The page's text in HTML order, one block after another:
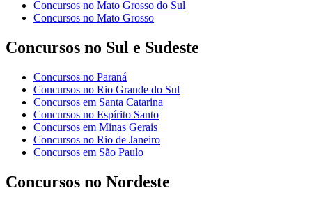
Concursos no Mato Grosso do Sul
Concursos no Mato Grosso
Concursos no Sul e Sudeste
Concursos no Paraná
Concursos no Rio Grande do Sul
Concursos em Santa Catarina
Concursos no Espírito Santo
Concursos em Minas Gerais
Concursos no Rio de Janeiro
Concursos em São Paulo
Concursos no Nordeste